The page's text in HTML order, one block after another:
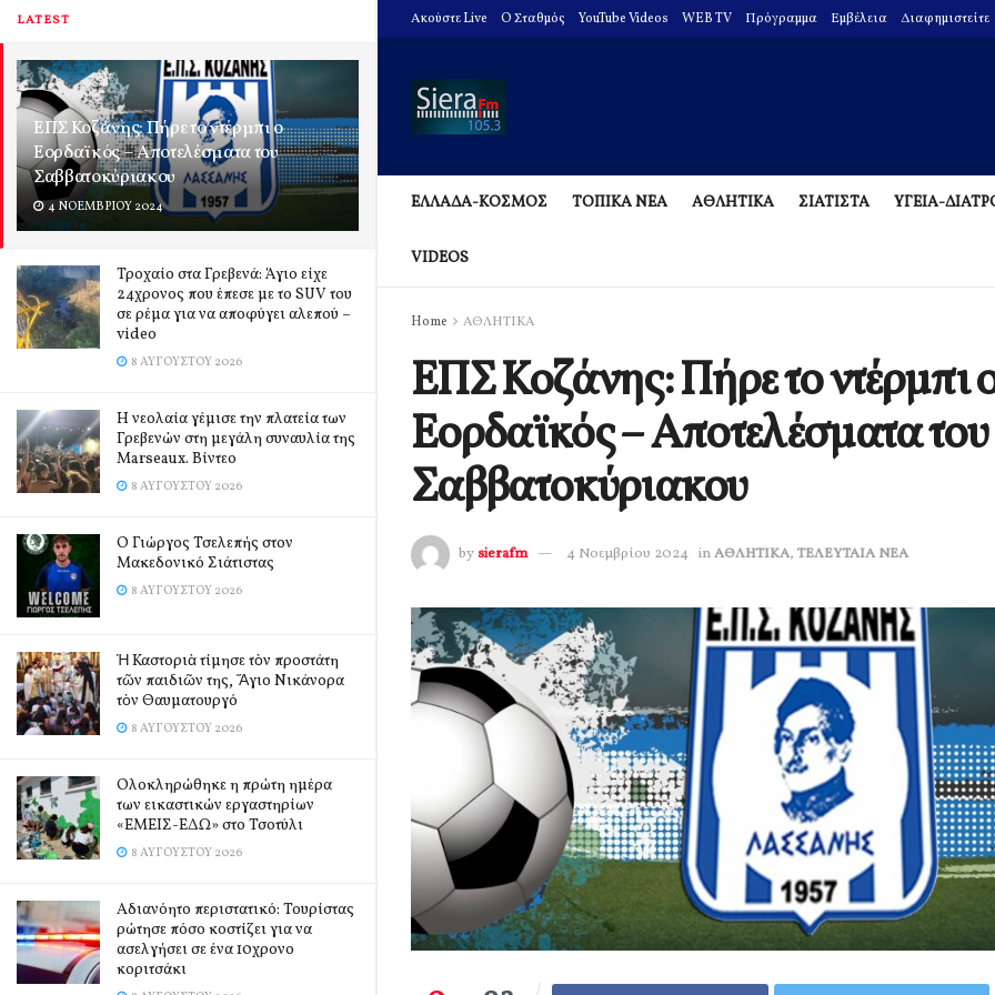
LATEST
ΕΠΣ Κοζάνης: Πήρε το ντέρμπι ο
Εορδαϊκός – Αποτελέσματα του
Σαββατοκύριακου
4 ΝΟΕΜΒΡΊΟΥ 2024
Τροχαίο στα Γρεβενά: Άγιο είχε
24χρονος που έπεσε με το SUV του
σε ρέμα για να αποφύγει αλεπού –
video
8 ΑΥΓΟΎΣΤΟΥ 2026
Η νεολαία γέμισε την πλατεία των
Γρεβενών στη μεγάλη συναυλία της
Marseaux. Βίντεο
8 ΑΥΓΟΎΣΤΟΥ 2026
Ο Γιώργος Τσελεπής στον
Μακεδονικό Σιάτιστας
8 ΑΥΓΟΎΣΤΟΥ 2026
Ἡ Καστοριὰ τίμησε τὸν προστάτη
τῶν παιδιῶν της, Ἅγιο Νικάνορα
τὸν Θαυματουργό
8 ΑΥΓΟΎΣΤΟΥ 2026
Ολοκληρώθηκε η πρώτη ημέρα
των εικαστικών εργαστηρίων
«ΕΜΕΙΣ-ΕΔΩ» στο Τσοτύλι
8 ΑΥΓΟΎΣΤΟΥ 2026
Αδιανόητο περιστατικό: Τουρίστας
ρώτησε πόσο κοστίζει για να
ασελγήσει σε ένα 10χρονο
κοριτσάκι
Ακούστε Live O Σταθμός YouTube Videos WEB TV Πρόγραμμα Εμβέλεια Διαφημιστείτε
ΕΛΛΑΔΑ-ΚΟΣΜΟΣ ΤΟΠΙΚΑ ΝΕΑ ΑΘΛΗΤΙΚΑ ΣΙΑΤΙΣΤΑ ΥΓΕΙΑ-
VIDEOS
Home ΑΘΛΗΤΙΚΑ
ΕΠΣ Κοζάνης: Πήρε το ντέρμπι
Εορδαϊκός – Αποτελέσματα του
Σαββατοκύριακου
by sierafm 4 Νοεμβρίου 2024 inΑΘΛΗΤΙΚΑ, ΤΕΛΕΥΤΑΙΑ ΝΕΑ